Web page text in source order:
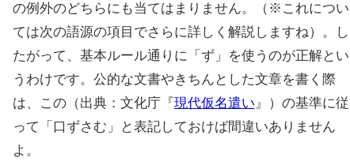
の例外のどちらにも当てはまりません。（※これについ
ては次の語源の項目でさらに詳しく解説しますね）。し
たがって、基本ルール通りに「ず」を使うのが正解とい
うわけです。公的な文書やきちんとした文章を書く際
は、この（出典：文化庁『現代仮名遣い 』）の基準に従
って「口ずさむ」と表記しておけば間違いありません
よ。